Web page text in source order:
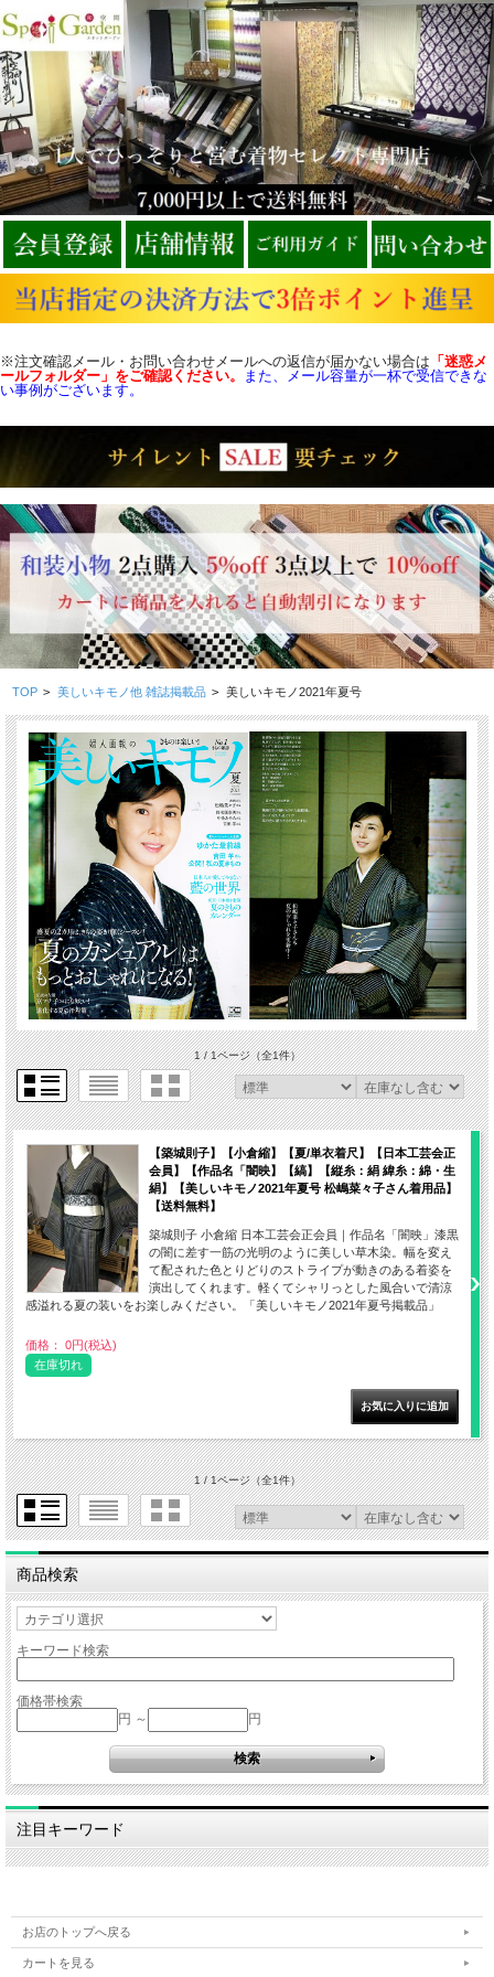
※注文確認メール・お問い合わせメールへの返信が届かない場合は 「迷惑メ
ールフォルダー」をご確認ください。
また、メール容量が一杯で受信できな
い事例がございます。
TOP > 美しいキモノ他 雑誌掲載品 > 美しいキモノ2021年夏号
1 / 1ページ（全1件）
【築城則子】【小倉縮】【夏/単衣着尺】【日本工芸会正
会員】【作品名「闇映】【縞】【縦糸：絹 緯糸：綿・生
絹】【美しいキモノ2021年夏号 松嶋菜々子さん着用品】
【送料無料】
築城則子 小倉縮 日本工芸会正会員｜作品名「闇映」漆黒
の闇に差す一筋の光明のように美しい草木染。幅を変え
て配された色とりどりのストライプが動きのある着姿を
演出してくれます。軽くてシャリっとした風合いで清涼
感溢れる夏の装いをお楽しみください。「美しいキモノ2021年夏号掲載品」
価格： 0円(税込)
在庫切れ
1 / 1ページ（全1件）
商品検索
キーワード検索
価格帯検索
円 ～
円
注目キーワード
お店のトップへ戻る
カートを見る